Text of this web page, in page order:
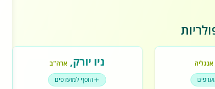
אנגליה
ניו יורק, ארה"ב
הוסף למועדפים